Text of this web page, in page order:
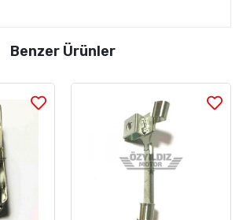
Benzer Ürünler